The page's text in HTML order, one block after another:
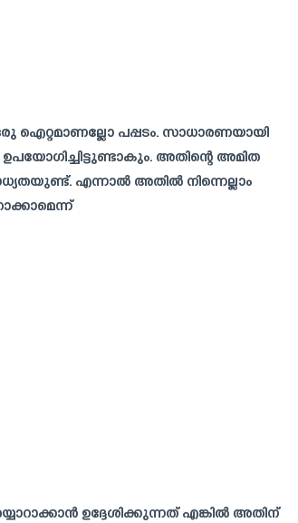
ഐറ്റമാണല്ലോ പപ്പടം. സാധാരണയായി
അതിന്റെ അമിത
എന്നാൽ അതിൽ നിന്നെല്ലാം
ഉദ്ദേശിക്കുന്നത് എങ്കിൽ അതിന്